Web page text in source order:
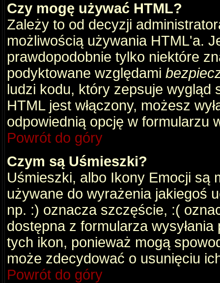
Czy mogę używać HTML?
Zależy to od decyzji
możliwością używania HTML'a.
prawdopodobnie tylko niektóre
podyktowane względami
ludzi kodu, który zepsuje wygląd
HTML jest włączony, możesz
odpowiednią opcję w formularzu
Powrót do góry
Czym są Uśmieszki?
Uśmieszki, albo Ikony Emocji są
używane do wyrażenia jakiegoś
np. :) oznacza szczęście, :(
dostępna z formularza
tych ikon, ponieważ mogą
może zdecydować o usunięciu
Powrót do góry